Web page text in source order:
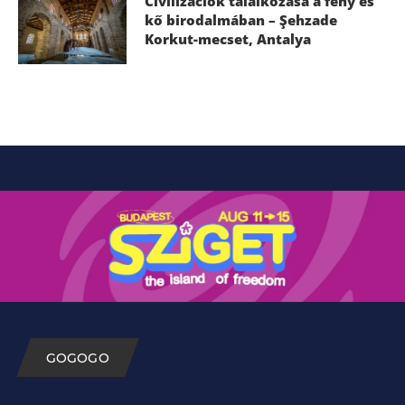
kő birodalmában – Şehzade
Korkut-mecset, Antalya
GOGOGO